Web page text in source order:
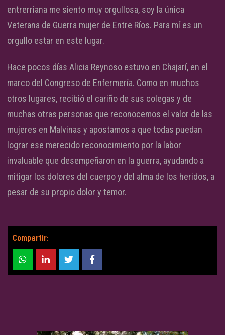
entrerriana me siento muy orgullosa, soy la única
Veterana de Guerra mujer de Entre Ríos. Para mí es un
orgullo estar en este lugar.
Hace pocos días Alicia Reynoso estuvo en Chajarí, en el
marco del Congreso de Enfermería. Como en muchos
otros lugares, recibió el cariño de sus colegas y de
muchas otras personas que reconocemos el valor de las
mujeres en Malvinas y apostamos a que todas puedan
lograr ese merecido reconocimiento por la labor
invaluable que desempeñaron en la guerra, ayudando a
mitigar los dolores del cuerpo y del alma de los heridos, a
pesar de su propio dolor y temor.
Compartir: